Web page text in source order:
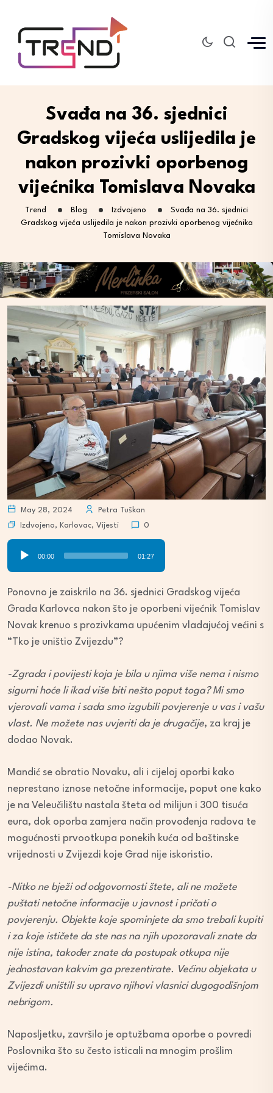
Svađa na 36. sjednici
Gradskog vijeća uslijedila je
nakon prozivki oporbenog
vijećnika Tomislava Novaka
Trend Blog Izdvojeno
Svađa na 36. sjednici
Gradskog vijeća uslijedila je nakon prozivki oporbenog vijećnika
Tomislava Novaka
May 28, 2024
Petra Tuškan
Izdvojeno, Karlovac, Vijesti 0
Audio
Player
00:00 01:27
Ponovno je zaiskrilo na 36. sjednici Gradskog vijeća
Grada Karlovca nakon što je oporbeni vijećnik Tomislav
Novak krenuo s prozivkama upućenim vladajućoj većini s
“Tko je uništio Zvijezdu”?
-Zgrada i povijesti koja je bila u njima više nema i nismo
sigurni hoće li ikad više biti nešto poput toga? Mi smo
vjerovali vama i sada smo izgubili povjerenje u vas i vašu
vlast. Ne možete nas uvjeriti da je drugačije, za kraj je
dodao Novak.
Mandić se obratio Novaku, ali i cijeloj oporbi kako
neprestano iznose netočne informacije, poput one kako
je na Veleučilištu nastala šteta od milijun i 300 tisuća
eura, dok oporba zamjera način provođenja radova te
mogućnosti prvootkupa ponekih kuća od baštinske
vrijednosti u Zvijezdi koje Grad nije iskoristio.
-Nitko ne bježi od odgovornosti štete, ali ne možete
puštati netočne informacije u javnost i pričati o
povjerenju. Objekte koje spominjete da smo trebali kupiti
i za koje ističete da ste nas na njih upozoravali znate da
nije istina, također znate da postupak otkupa nije
jednostavan kakvim ga prezentirate. Većinu objekata u
Zvijezdi uništili su upravo njihovi vlasnici dugogodišnjom
nebrigom.
Naposljetku, završilo je optužbama oporbe o povredi
Poslovnika što su često isticali na mnogim prošlim
vijećima.